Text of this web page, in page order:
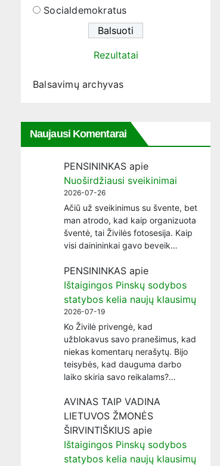
Socialdemokratus
Rezultatai
Balsavimų archyvas
Naujausi Komentarai
PENSININKAS apie
Nuoširdžiausi sveikinimai
2026-07-26
Ačiū už sveikinimus su švente, bet
man atrodo, kad kaip organizuota
šventė, tai Živilės fotosesija. Kaip
visi dainininkai gavo beveik…
PENSININKAS apie
Ištaigingos Pinskų sodybos
statybos kelia naujų klausimų
2026-07-19
Ko Živilė privengė, kad
užblokavus savo pranešimus, kad
niekas komentarų nerašytų. Bijo
teisybės, kad dauguma darbo
laiko skiria savo reikalams?…
AVINAS TAIP VADINA
LIETUVOS ŽMONĖS
ŠIRVINTIŠKIUS apie
Ištaigingos Pinskų sodybos
statybos kelia naujų klausimų